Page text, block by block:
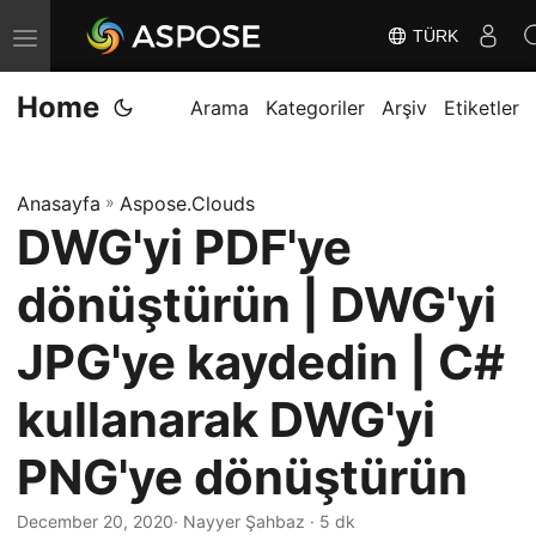
G
e
z
m
e
i
D
e
ğ
i
ş
t
TÜRK
Home Arama Kategoriler Arşiv Etiketler
Anasayfa » Aspose.Clouds
DWG'yi PDF'ye
dönüştürün | DWG'yi
JPG'ye kaydedin | C#
kullanarak DWG'yi
PNG'ye dönüştürün
December 20, 2020· Nayyer Şahbaz · 5 dk